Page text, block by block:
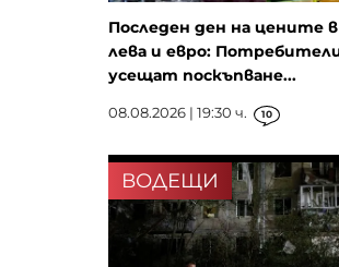
Последен ден на цените в
лева и евро:
усещат поскъпване...
08.08.2026 | 19:30 ч. 10
ВОДЕЩИ